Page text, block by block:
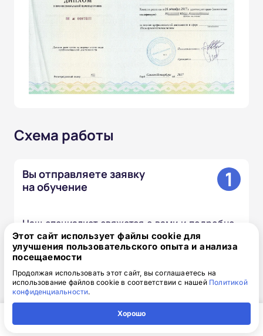
Схема работы
Вы отправляете заявку
на обучение
1
Наш специалист свяжется с вами и подробно
расскажет о процессе обучения и получении
удостоверения.
Мы готовим документы
и договор
Этот сайт использует файлы cookie для
улучшения пользовательского опыта и анализа
посещаемости
Продолжая использовать этот сайт, вы соглашаетесь на
использование файлов cookie в соответствии с нашей Политикой
конфиденциальности.
Хорошо